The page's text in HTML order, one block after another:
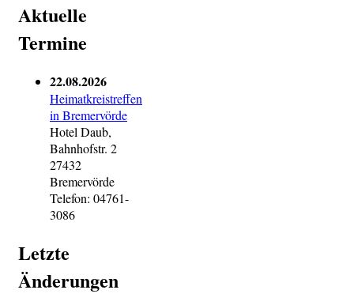
Aktuelle
Termine
22.08.2026
Heimatkreistreffen
in Bremervörde
Hotel Daub,
Bahnhofstr. 2
27432
Bremervörde
Telefon: 04761-
3086
Letzte
Änderungen